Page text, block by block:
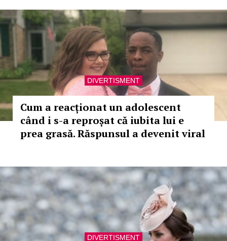
DIVERTISMENT
Cum a reacționat un adolescent
când i s-a reproșat că iubita lui e
prea grasă. Răspunsul a devenit viral
DIVERTISMENT